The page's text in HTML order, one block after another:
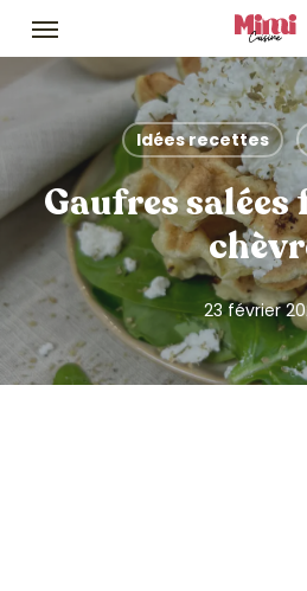
Skip
main
content
Menu
Idées recettes
Gaufres salées
23 février